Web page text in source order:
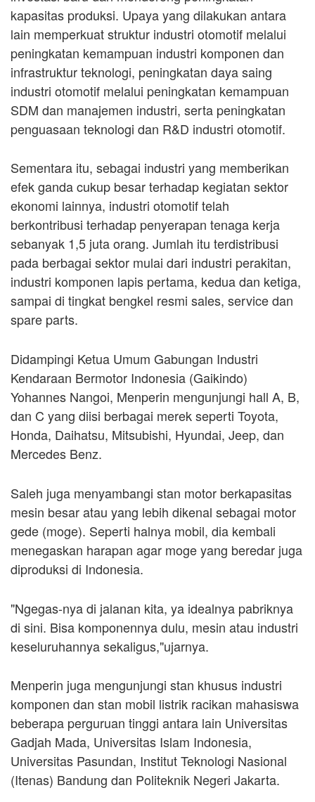
kapasitas produksi. Upaya yang dilakukan antara
lain memperkuat struktur industri otomotif melalui
peningkatan kemampuan industri komponen dan
infrastruktur teknologi, peningkatan daya saing
industri otomotif melalui peningkatan kemampuan
SDM dan manajemen industri, serta peningkatan
penguasaan teknologi dan R&D industri otomotif.
Sementara itu, sebagai industri yang memberikan
efek ganda cukup besar terhadap kegiatan sektor
ekonomi lainnya, industri otomotif telah
berkontribusi terhadap penyerapan tenaga kerja
sebanyak 1,5 juta orang. Jumlah itu terdistribusi
pada berbagai sektor mulai dari industri perakitan,
industri komponen lapis pertama, kedua dan ketiga,
sampai di tingkat bengkel resmi sales, service dan
spare parts.
Didampingi Ketua Umum Gabungan Industri
Kendaraan Bermotor Indonesia (Gaikindo)
Yohannes Nangoi, Menperin mengunjungi hall A, B,
dan C yang diisi berbagai merek seperti Toyota,
Honda, Daihatsu, Mitsubishi, Hyundai, Jeep, dan
Mercedes Benz.
Saleh juga menyambangi stan motor berkapasitas
mesin besar atau yang lebih dikenal sebagai motor
gede (moge). Seperti halnya mobil, dia kembali
menegaskan harapan agar moge yang beredar juga
diproduksi di Indonesia.
"Ngegas-nya di jalanan kita, ya idealnya pabriknya
di sini. Bisa komponennya dulu, mesin atau industri
keseluruhannya sekaligus,"ujarnya.
Menperin juga mengunjungi stan khusus industri
komponen dan stan mobil listrik racikan mahasiswa
beberapa perguruan tinggi antara lain Universitas
Gadjah Mada, Universitas Islam Indonesia,
Universitas Pasundan, Institut Teknologi Nasional
(Itenas) Bandung dan Politeknik Negeri Jakarta.